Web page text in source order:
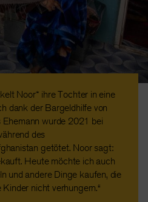
Noor* ihre Tochter in eine
dank der Bargeldhilfe von
wurde 2021 bei
des
getötet. Noor sagt:
Heute möchte ich auch
und andere Dinge kaufen, die
nicht verhungern.“